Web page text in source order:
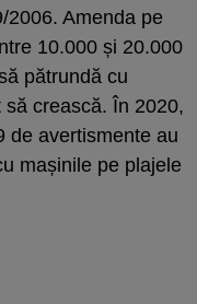
2006. Amenda pe
10.000 și 20.000
pătrundă cu
crească. În 2020,
de avertismente au
mașinile pe plajele